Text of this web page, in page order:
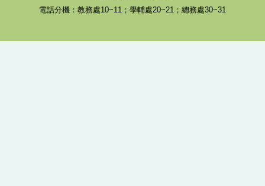
電話分機：教務處10~11；學輔處20~21；總務處30~31